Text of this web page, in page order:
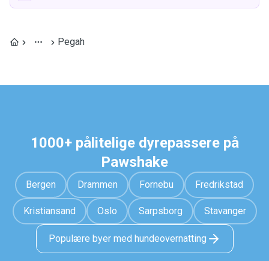
Pegah
1000+ pålitelige dyrepassere på
Pawshake
Bergen Drammen Fornebu Fredrikstad
Kristiansand Oslo Sarpsborg Stavanger
Populære byer med hundeovernatting